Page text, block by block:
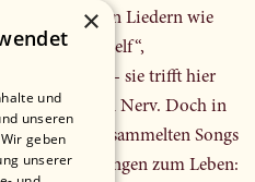
all das wird in Liedern wie
„Be Yourself“,
gespiegelt - sie trifft hier
einen Nerv. Doch in
Album versammelten Songs
ihre Haltungen zum Leben:
×
und
unseren
geben
unserer